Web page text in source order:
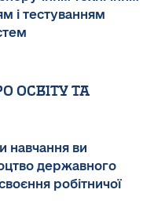
і тестуванням
освіту та
навчання ви
державного
робітничої